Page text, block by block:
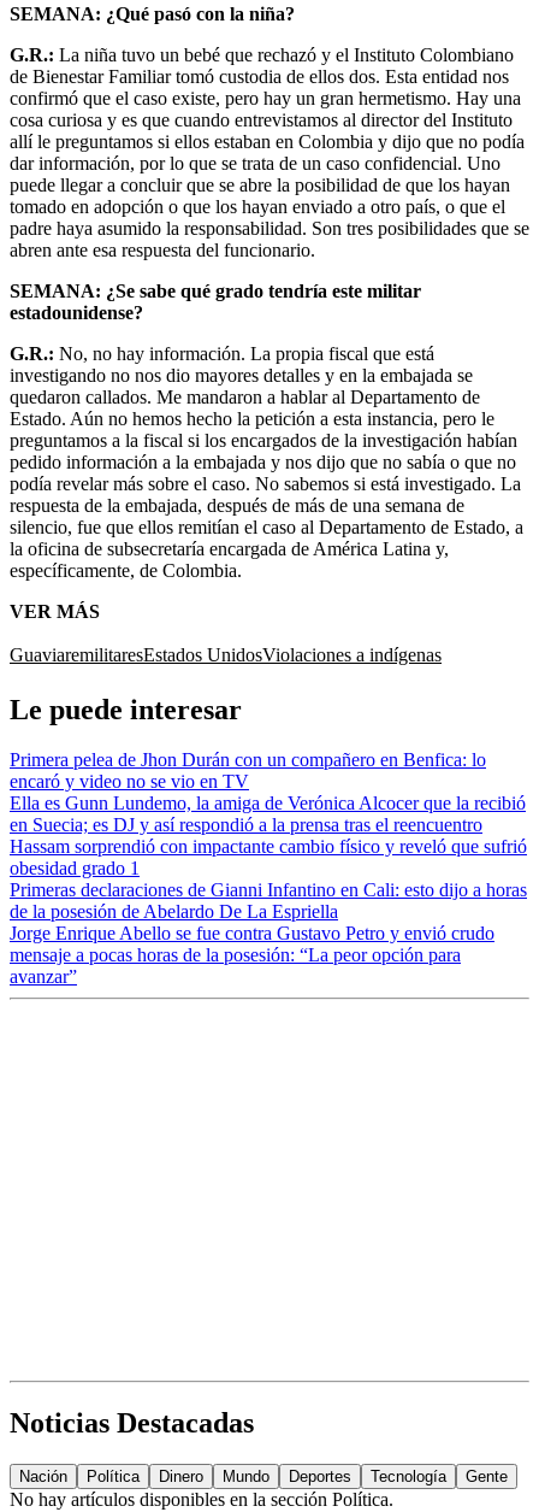
SEMANA: ¿Qué pasó con la niña?
G.R.: La niña tuvo un bebé que rechazó y el Instituto Colombiano
de Bienestar Familiar tomó custodia de ellos dos. Esta entidad nos
confirmó que el caso existe, pero hay un gran hermetismo. Hay una
cosa curiosa y es que cuando entrevistamos al director del Instituto
allí le preguntamos si ellos estaban en Colombia y dijo que no podía
dar información, por lo que se trata de un caso confidencial. Uno
puede llegar a concluir que se abre la posibilidad de que los hayan
tomado en adopción o que los hayan enviado a otro país, o que el
padre haya asumido la responsabilidad. Son tres posibilidades que se
abren ante esa respuesta del funcionario.
SEMANA: ¿Se sabe qué grado tendría este militar
estadounidense?
G.R.: No, no hay información. La propia fiscal que está
investigando no nos dio mayores detalles y en la embajada se
quedaron callados. Me mandaron a hablar al Departamento de
Estado. Aún no hemos hecho la petición a esta instancia, pero le
preguntamos a la fiscal si los encargados de la investigación habían
pedido información a la embajada y nos dijo que no sabía o que no
podía revelar más sobre el caso. No sabemos si está investigado. La
respuesta de la embajada, después de más de una semana de
silencio, fue que ellos remitían el caso al Departamento de Estado, a
la oficina de subsecretaría encargada de América Latina y,
específicamente, de Colombia.
VER MÁS
GuaviaremilitaresEstados UnidosViolaciones a indígenas
Le puede interesar
Primera pelea de Jhon Durán con un compañero en Benfica: lo
encaró y video no se vio en TV
Ella es Gunn Lundemo, la amiga de Verónica Alcocer que la recibió
en Suecia; es DJ y así respondió a la prensa tras el reencuentro
Hassam sorprendió con impactante cambio físico y reveló que sufrió
obesidad grado 1
Primeras declaraciones de Gianni Infantino en Cali: esto dijo a horas
de la posesión de Abelardo De La Espriella
Jorge Enrique Abello se fue contra Gustavo Petro y envió crudo
mensaje a pocas horas de la posesión: “La peor opción para
avanzar”
Noticias Destacadas
Nación Política Dinero Mundo Deportes Tecnología Gente
No hay artículos disponibles en la sección Política.